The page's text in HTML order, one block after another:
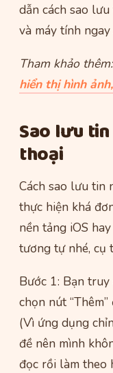
dẫn cách sao
và máy tính ngay
Tham khảo thêm:
hiển thị hình
Sao lưu
thoại
Cách sao lưu tin
thực hiện khá
nền tảng iOS
tương tự nhé, cụ
Bước 1: Bạn
chọn nút
(Vì ứng dụng
đề nên mình
đọc rồi làm theo